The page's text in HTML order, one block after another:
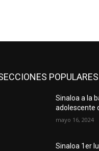
POPULARES
Sinaloa a la
adolescente
mayo 16, 2024
Sinaloa 1er